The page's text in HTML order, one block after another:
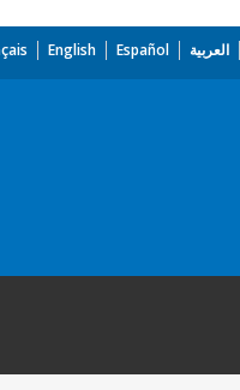
English Español العربية